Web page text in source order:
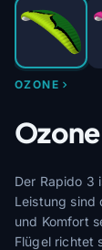
OZONE
Der Rapido 3
Leistung sind
und Komfort
Flügel richtet